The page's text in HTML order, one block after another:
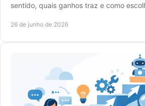
sentido, quais ganhos traz e como
26 de junho de 2026